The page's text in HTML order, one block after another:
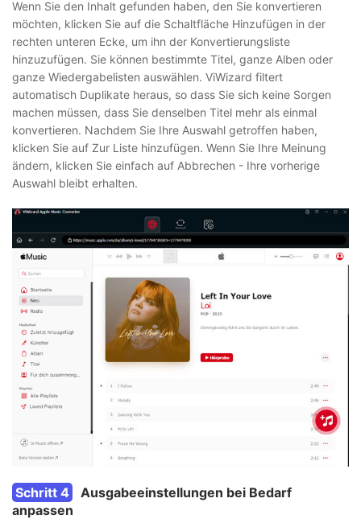
Wenn Sie den Inhalt gefunden haben, den Sie konvertieren
möchten, klicken Sie auf die Schaltfläche Hinzufügen in der
rechten unteren Ecke, um ihn der Konvertierungsliste
hinzuzufügen. Sie können bestimmte Titel, ganze Alben oder
ganze Wiedergabelisten auswählen. ViWizard filtert
automatisch Duplikate heraus, so dass Sie sich keine Sorgen
machen müssen, dass Sie denselben Titel mehr als einmal
konvertieren. Nachdem Sie Ihre Auswahl getroffen haben,
klicken Sie auf Zur Liste hinzufügen. Wenn Sie Ihre Meinung
ändern, klicken Sie einfach auf Abbrechen - Ihre vorherige
Auswahl bleibt erhalten.
Schritt 4
Ausgabeeinstellungen bei Bedarf
anpassen